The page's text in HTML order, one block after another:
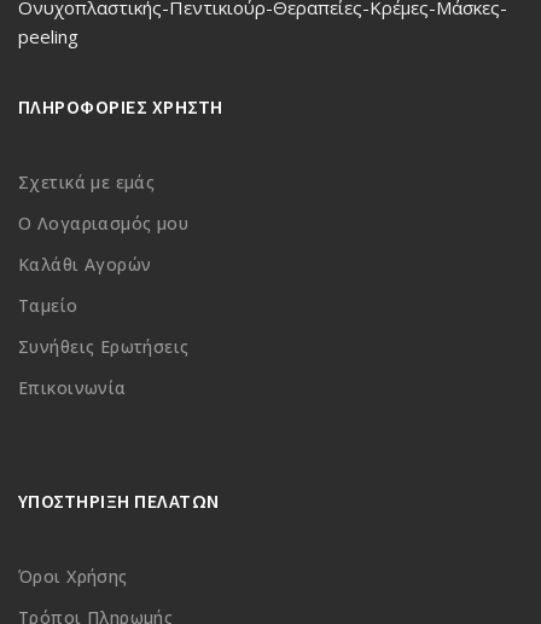
Ονυχοπλαστικής-Πεντικιούρ-Θεραπείες-Κρέμες-Μάσκες-
peeling
ΠΛΗΡΟΦΟΡΙΕΣ ΧΡΗΣΤΗ
Σχετικά με εμάς
Ο Λογαριασμός μου
Καλάθι Αγορών
Ταμείο
Συνήθεις Ερωτήσεις
Επικοινωνία
ΥΠΟΣΤΗΡΙΞΗ ΠΕΛΑΤΩΝ
Όροι Χρήσης
Τρόποι Πληρωμής